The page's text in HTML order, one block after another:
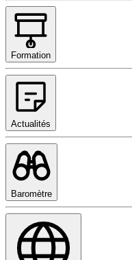
Formation
Actualités
Baromètre